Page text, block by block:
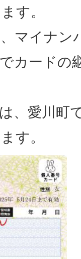
す。
マイナン
カードの
、愛川町
す。